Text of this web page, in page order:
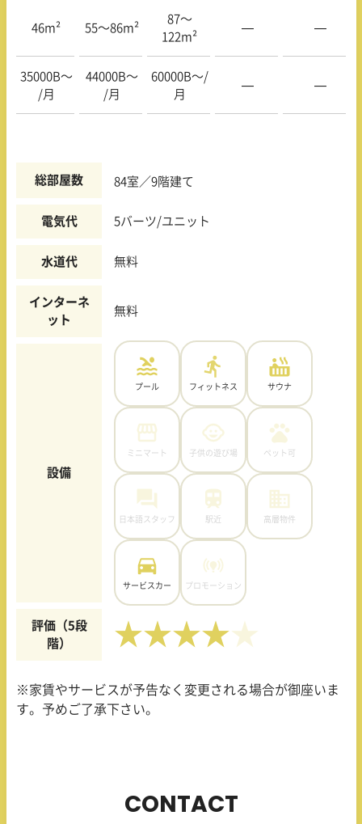
46m² 55〜86m²
87〜
122m²
— —
35000B〜
/月
44000B〜
/月
60000B〜/
月
— —
総部屋数 84室／9階建て
電気代 5バーツ/ユニット
水道代 無料
インターネ
ット
無料
設備
プール フィットネス サウナ
ミニマート 子供の遊び場 ペット可
日本語スタッフ 駅近 高層物件
サービスカー プロモーション
評価（5段
階）
★★★★
※家賃やサービスが予告なく変更される場合が御座いま
す。予めご了承下さい。
CONTACT